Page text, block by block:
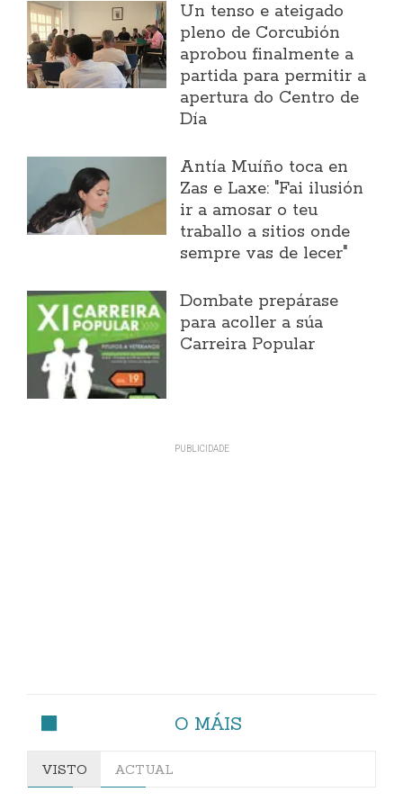
Un tenso e ateigado
pleno de Corcubión
aprobou finalmente a
partida para permitir a
apertura do Centro de
Día
Antía Muíño toca en
Zas e Laxe: "Fai ilusión
ir a amosar o teu
traballo a sitios onde
sempre vas de lecer"
Dombate prepárase
para acoller a súa
Carreira Popular
O MÁIS
VISTO ACTUAL